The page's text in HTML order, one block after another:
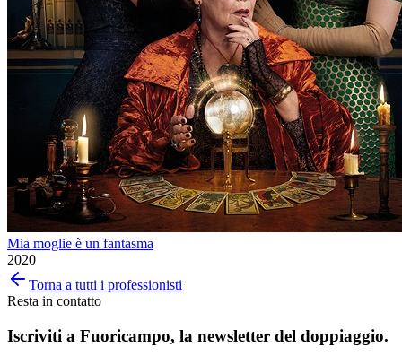
Mia moglie è un fantasma
2020
Torna a tutti i professionisti
Resta in contatto
Iscriviti a Fuoricampo, la newsletter del doppiaggio.